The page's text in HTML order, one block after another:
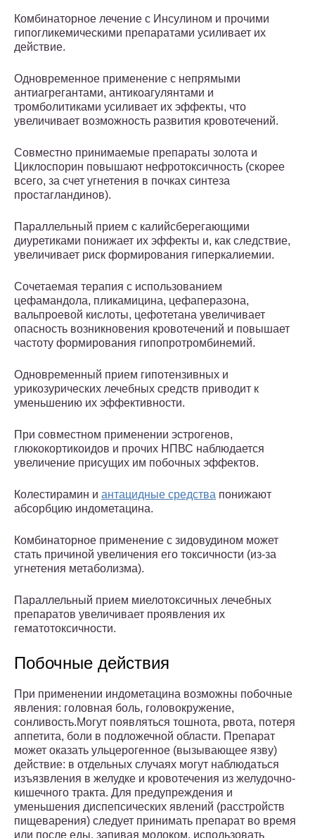
Комбинаторное лечение с Инсулином и прочими
гипогликемическими препаратами усиливает их
действие.
Одновременное применение с непрямыми
антиагрегантами, антикоагулянтами и
тромболитиками усиливает их эффекты, что
увеличивает возможность развития кровотечений.
Совместно принимаемые препараты золота и
Циклоспорин повышают нефротоксичность (скорее
всего, за счет угнетения в почках синтеза
простагландинов).
Параллельный прием с калийсберегающими
диуретиками понижает их эффекты и, как следствие,
увеличивает риск формирования гиперкалиемии.
Сочетаемая терапия с использованием
цефамандола, пликамицина, цефаперазона,
вальпроевой кислоты, цефотетана увеличивает
опасность возникновения кровотечений и повышает
частоту формирования гипопротромбинемий.
Одновременный прием гипотензивных и
урикозурических лечебных средств приводит к
уменьшению их эффективности.
При совместном применении эстрогенов,
глюкокортикоидов и прочих НПВС наблюдается
увеличение присущих им побочных эффектов.
Колестирамин и антацидные средства понижают
абсорбцию индометацина.
Комбинаторное применение с зидовудином может
стать причиной увеличения его токсичности (из-за
угнетения метаболизма).
Параллельный прием миелотоксичных лечебных
препаратов увеличивает проявления их
гематотоксичности.
Побочные действия
При применении индометацина возможны побочные
явления: головная боль, головокружение,
сонливость.Могут появляться тошнота, рвота, потеря
аппетита, боли в подложечной области. Препарат
может оказать ульцерогенное (вызывающее язву)
действие: в отдельных случаях могут наблюдаться
изъязвления в желудке и кровотечения из желудочно-
кишечного тракта. Для предупреждения и
уменьшения диспепсических явлений (расстройств
пищеварения) следует принимать препарат во время
или после еды, запивая молоком, использовать